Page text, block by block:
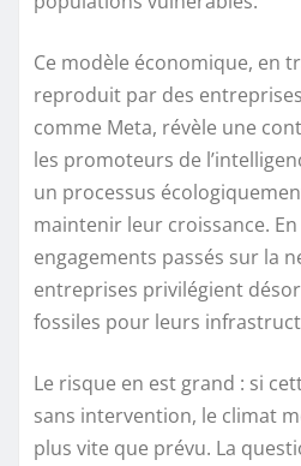
Ce modèle économique, en
reproduit par des
comme Meta, révèle une
les promoteurs de
un processus
maintenir leur croissance.
engagements passés sur la
entreprises privilégient
fossiles pour leurs
Le risque en est grand : si
sans intervention, le climat
plus vite que prévu. La